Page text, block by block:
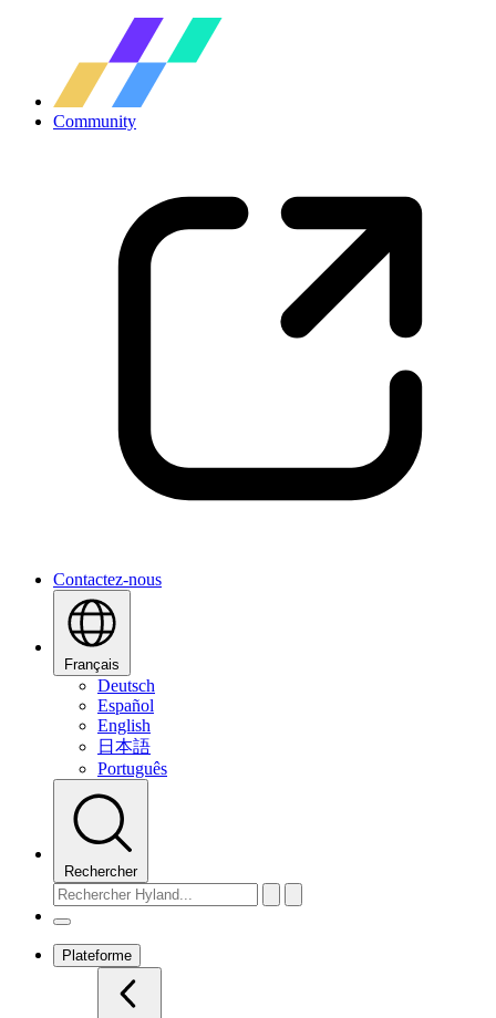
Community
Contactez-nous
Français
Deutsch
Español
English
日本語
Português
Rechercher
Plateforme